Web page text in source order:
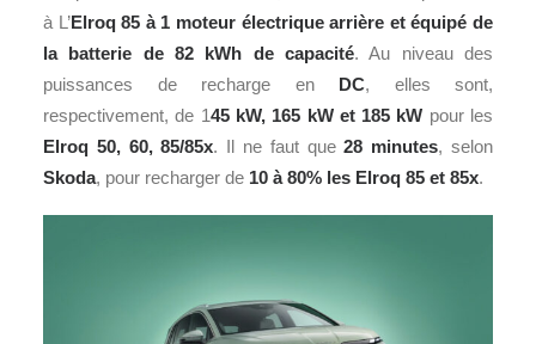
à L’Elroq 85 à 1 moteur électrique arrière et équipé de
la batterie de 82 kWh de capacité. Au niveau des
puissances de recharge en DC, elles sont,
respectivement, de 145 kW, 165 kW et 185 kW pour les
Elroq 50, 60, 85/85x. Il ne faut que28 minutes, selon
Skoda, pour recharger de 10 à 80% les Elroq 85 et 85x.